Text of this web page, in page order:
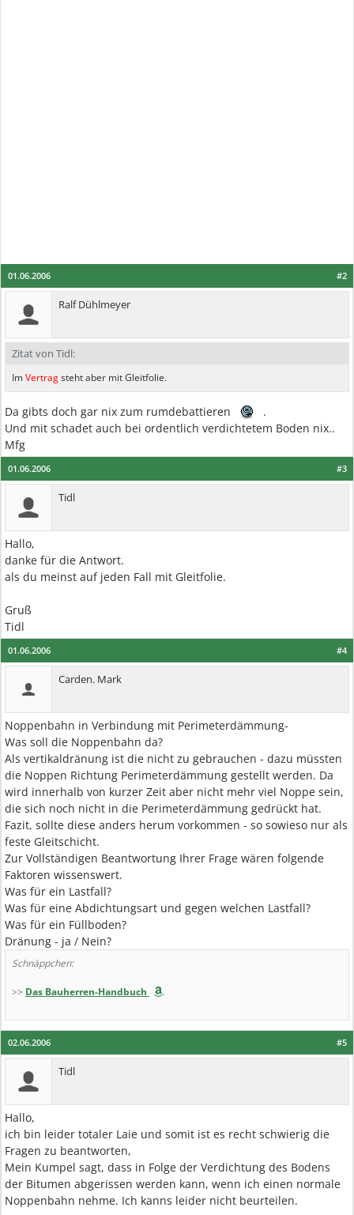
#2
01.06.2006
Ralf Dühlmeyer
Zitat von Tidl:
ImVertragsteht aber mit Gleitfolie.
Da gibts doch gar nix zum rumdebattieren
.
Und mit schadet auch bei ordentlich verdichtetem Boden nix..
Mfg
#3
01.06.2006
Tidl
Hallo,
danke für die Antwort.
als du meinst auf jeden Fall mit Gleitfolie.
Gruß
Tidl
#4
01.06.2006
Carden. Mark
Noppenbahn in Verbindung mit Perimeterdämmung-
Was soll die Noppenbahn da?
Als vertikaldränung ist die nicht zu gebrauchen - dazu müssten
die Noppen Richtung Perimeterdämmung gestellt werden. Da
wird innerhalb von kurzer Zeit aber nicht mehr viel Noppe sein,
die sich noch nicht in die Perimeterdämmung gedrückt hat.
Fazit, sollte diese anders herum vorkommen - so sowieso nur als
feste Gleitschicht.
Zur Vollständigen Beantwortung Ihrer Frage wären folgende
Faktoren wissenswert.
Was für ein Lastfall?
Was für eine Abdichtungsart und gegen welchen Lastfall?
Was für ein Füllboden?
Dränung - ja / Nein?
Schnäppchen:
>> Das Bauherren-Handbuch
#5
02.06.2006
Tidl
Hallo,
ich bin leider totaler Laie und somit ist es recht schwierig die
Fragen zu beantworten,
Mein Kumpel sagt, dass in Folge der Verdichtung des Bodens
der Bitumen abgerissen werden kann, wenn ich einen normale
Noppenbahn nehme. Ich kanns leider nicht beurteilen.